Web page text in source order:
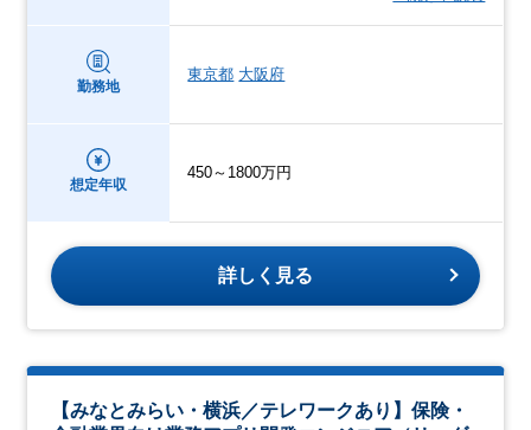
勤務地
東京都 大阪府
想定年収
450～1800万円
詳しく見る
【みなとみらい・横浜／テレワークあり】保険・